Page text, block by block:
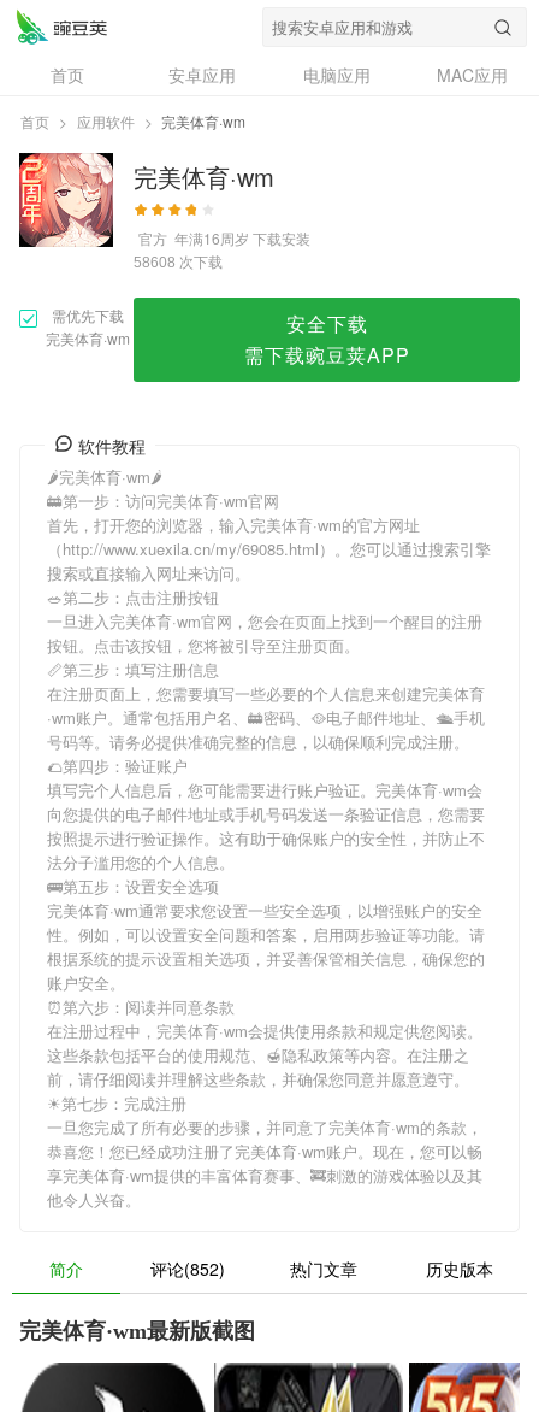
首页 安卓应用 电脑应用
MAC应用
资讯
专题
问答
首页 > 应用软件 > 完美体育·wm
完美体育·wm
官方 年满16周岁 下载安装
58608 次下载
需优先下载
完美体育·wm
安全下载
需下载豌豆荚APP
软件教程
🌶完美体育·wm🌶
🚋第一步：访问完美体育·wm官网
首先，打开您的浏览器，输入完美体育·wm的官方网址
（http://www.xuexila.cn/my/69085.html）。您可以通过搜索引擎
搜索或直接输入网址来访问。
🥗第二步：点击注册按钮
一旦进入完美体育·wm官网，您会在页面上找到一个醒目的注册
按钮。点击该按钮，您将被引导至注册页面。
📏第三步：填写注册信息
在注册页面上，您需要填写一些必要的个人信息来创建完美体育
·wm账户。通常包括用户名、🚋密码、🥘电子邮件地址、🛳手机
号码等。请务必提供准确完整的信息，以确保顺利完成注册。
🌮第四步：验证账户
填写完个人信息后，您可能需要进行账户验证。完美体育·wm会
向您提供的电子邮件地址或手机号码发送一条验证信息，您需要
按照提示进行验证操作。这有助于确保账户的安全性，并防止不
法分子滥用您的个人信息。
🚌第五步：设置安全选项
完美体育·wm通常要求您设置一些安全选项，以增强账户的安全
性。例如，可以设置安全问题和答案，启用两步验证等功能。请
根据系统的提示设置相关选项，并妥善保管相关信息，确保您的
账户安全。
⏰第六步：阅读并同意条款
在注册过程中，完美体育·wm会提供使用条款和规定供您阅读。
这些条款包括平台的使用规范、🍯隐私政策等内容。在注册之
前，请仔细阅读并理解这些条款，并确保您同意并愿意遵守。
☀第七步：完成注册
一旦您完成了所有必要的步骤，并同意了完美体育·wm的条款，
恭喜您！您已经成功注册了完美体育·wm账户。现在，您可以畅
享完美体育·wm提供的丰富体育赛事、🚒刺激的游戏体验以及其
他令人兴奋。
简介 评论(852) 热门文章 历史版本
完美体育·wm最新版截图